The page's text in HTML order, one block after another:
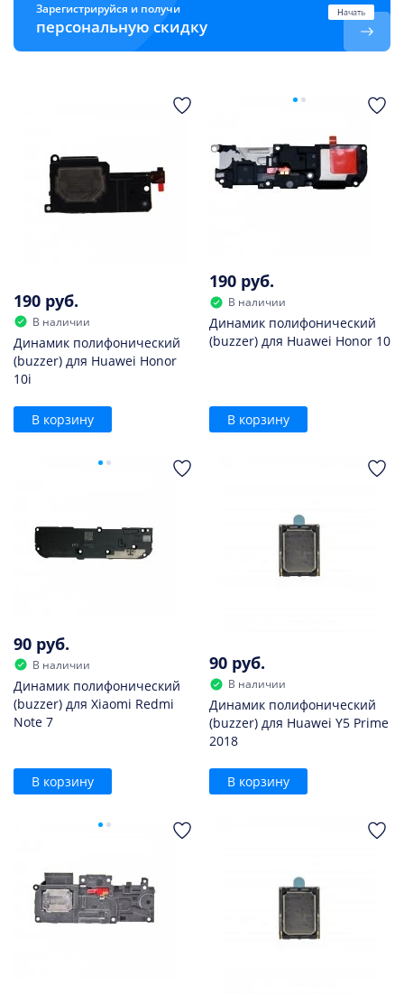
Зарегистрируйся и получи
персональную скидку
Начать
190 руб.
В наличии
Динамик полифонический
(buzzer) для Huawei Honor
10i
В корзину
190 руб.
В наличии
Динамик полифонический
(buzzer) для Huawei Honor 10
В корзину
90 руб.
В наличии
Динамик полифонический
(buzzer) для Xiaomi Redmi
Note 7
В корзину
90 руб.
В наличии
Динамик полифонический
(buzzer) для Huawei Y5 Prime
2018
В корзину